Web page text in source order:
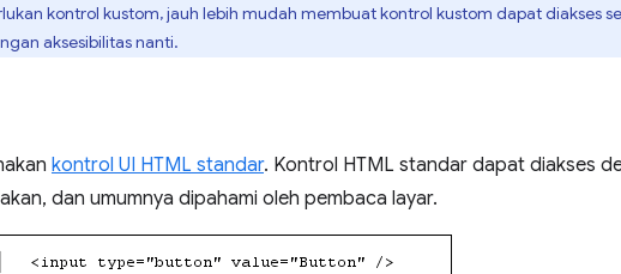
kontrol kustom, jauh lebih mudah membuat kontrol kustom dapat diakses
aksesibilitas nanti.
kontrol UI HTML standar. Kontrol HTML standar dapat diakses
dan umumnya dipahami oleh pembaca layar.